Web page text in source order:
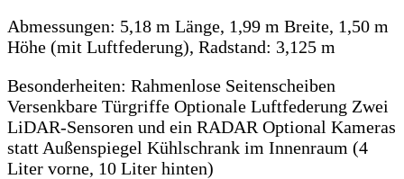
Abmessungen: 5,18 m Länge, 1,99 m Breite, 1,50 m
Höhe (mit Luftfederung), Radstand: 3,125 m
Besonderheiten: Rahmenlose Seitenscheiben
Versenkbare Türgriffe Optionale Luftfederung Zwei
LiDAR-Sensoren und ein RADAR Optional Kameras
statt Außenspiegel Kühlschrank im Innenraum (4
Liter vorne, 10 Liter hinten)